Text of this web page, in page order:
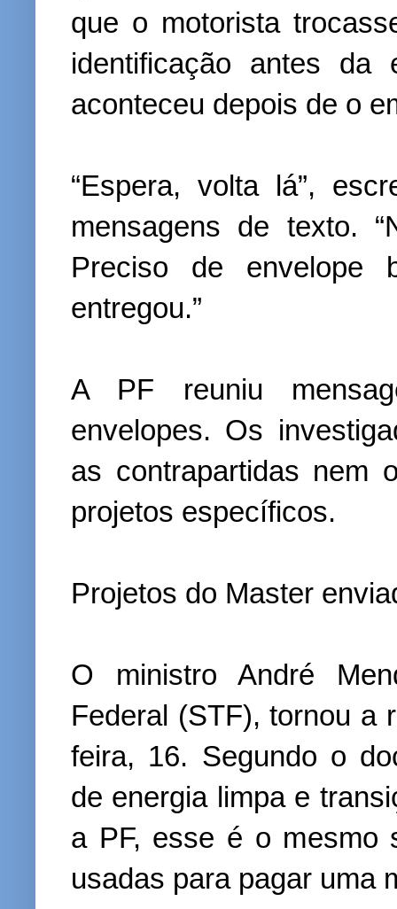
que o motorista
identificação antes da
aconteceu depois de o
“Espera, volta lá”,
mensagens de texto.
Preciso de envelope
entregou.”
A PF reuniu
envelopes. Os
as contrapartidas nem
projetos específicos.
Projetos do Master
O ministro André
Federal (STF), tornou a
feira, 16. Segundo o
de energia limpa e
a PF, esse é o mesmo
usadas para pagar uma